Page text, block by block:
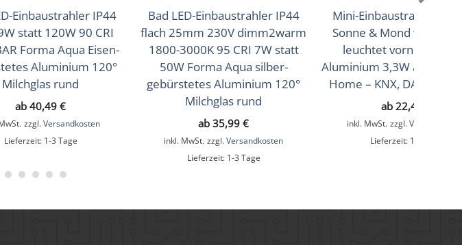
Einbaustrahler IP44
statt 120W 90 CRI
Forma Aqua Eisen-
Aluminium 120°
Milchglas rund
ab 40,49 €
zzgl.Versandkosten
Lieferzeit: 1-3 Tage
Bad LED-Einbaustrahler IP44
flach 25mm 230V dimm2warm
1800-3000K 95 CRI 7W statt
50W Forma Aqua silber-
gebürstetes Aluminium 120°
Milchglas rund
ab 35,99 €
inkl. MwSt. zzgl.Versandkosten
Lieferzeit: 1-3 Tage
Mini-Einbaustrahler
Sonne & Mond weiß DC
leuchtet vorne &
Aluminium 3,3W auch für
Home – KNX, DALI, usw.
ab 22,49
inkl. MwSt. zzgl.
Lieferzeit: 1-3 Tage